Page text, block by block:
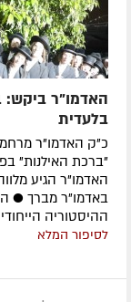
האדמו"ר ביקש:
בלעדית
כ"ק האדמו"ר
"ברכת האילנות"
האדמו"ר הגיע
באדמו"ר מברך ●
ההיסטוריה
לסיפור המלא